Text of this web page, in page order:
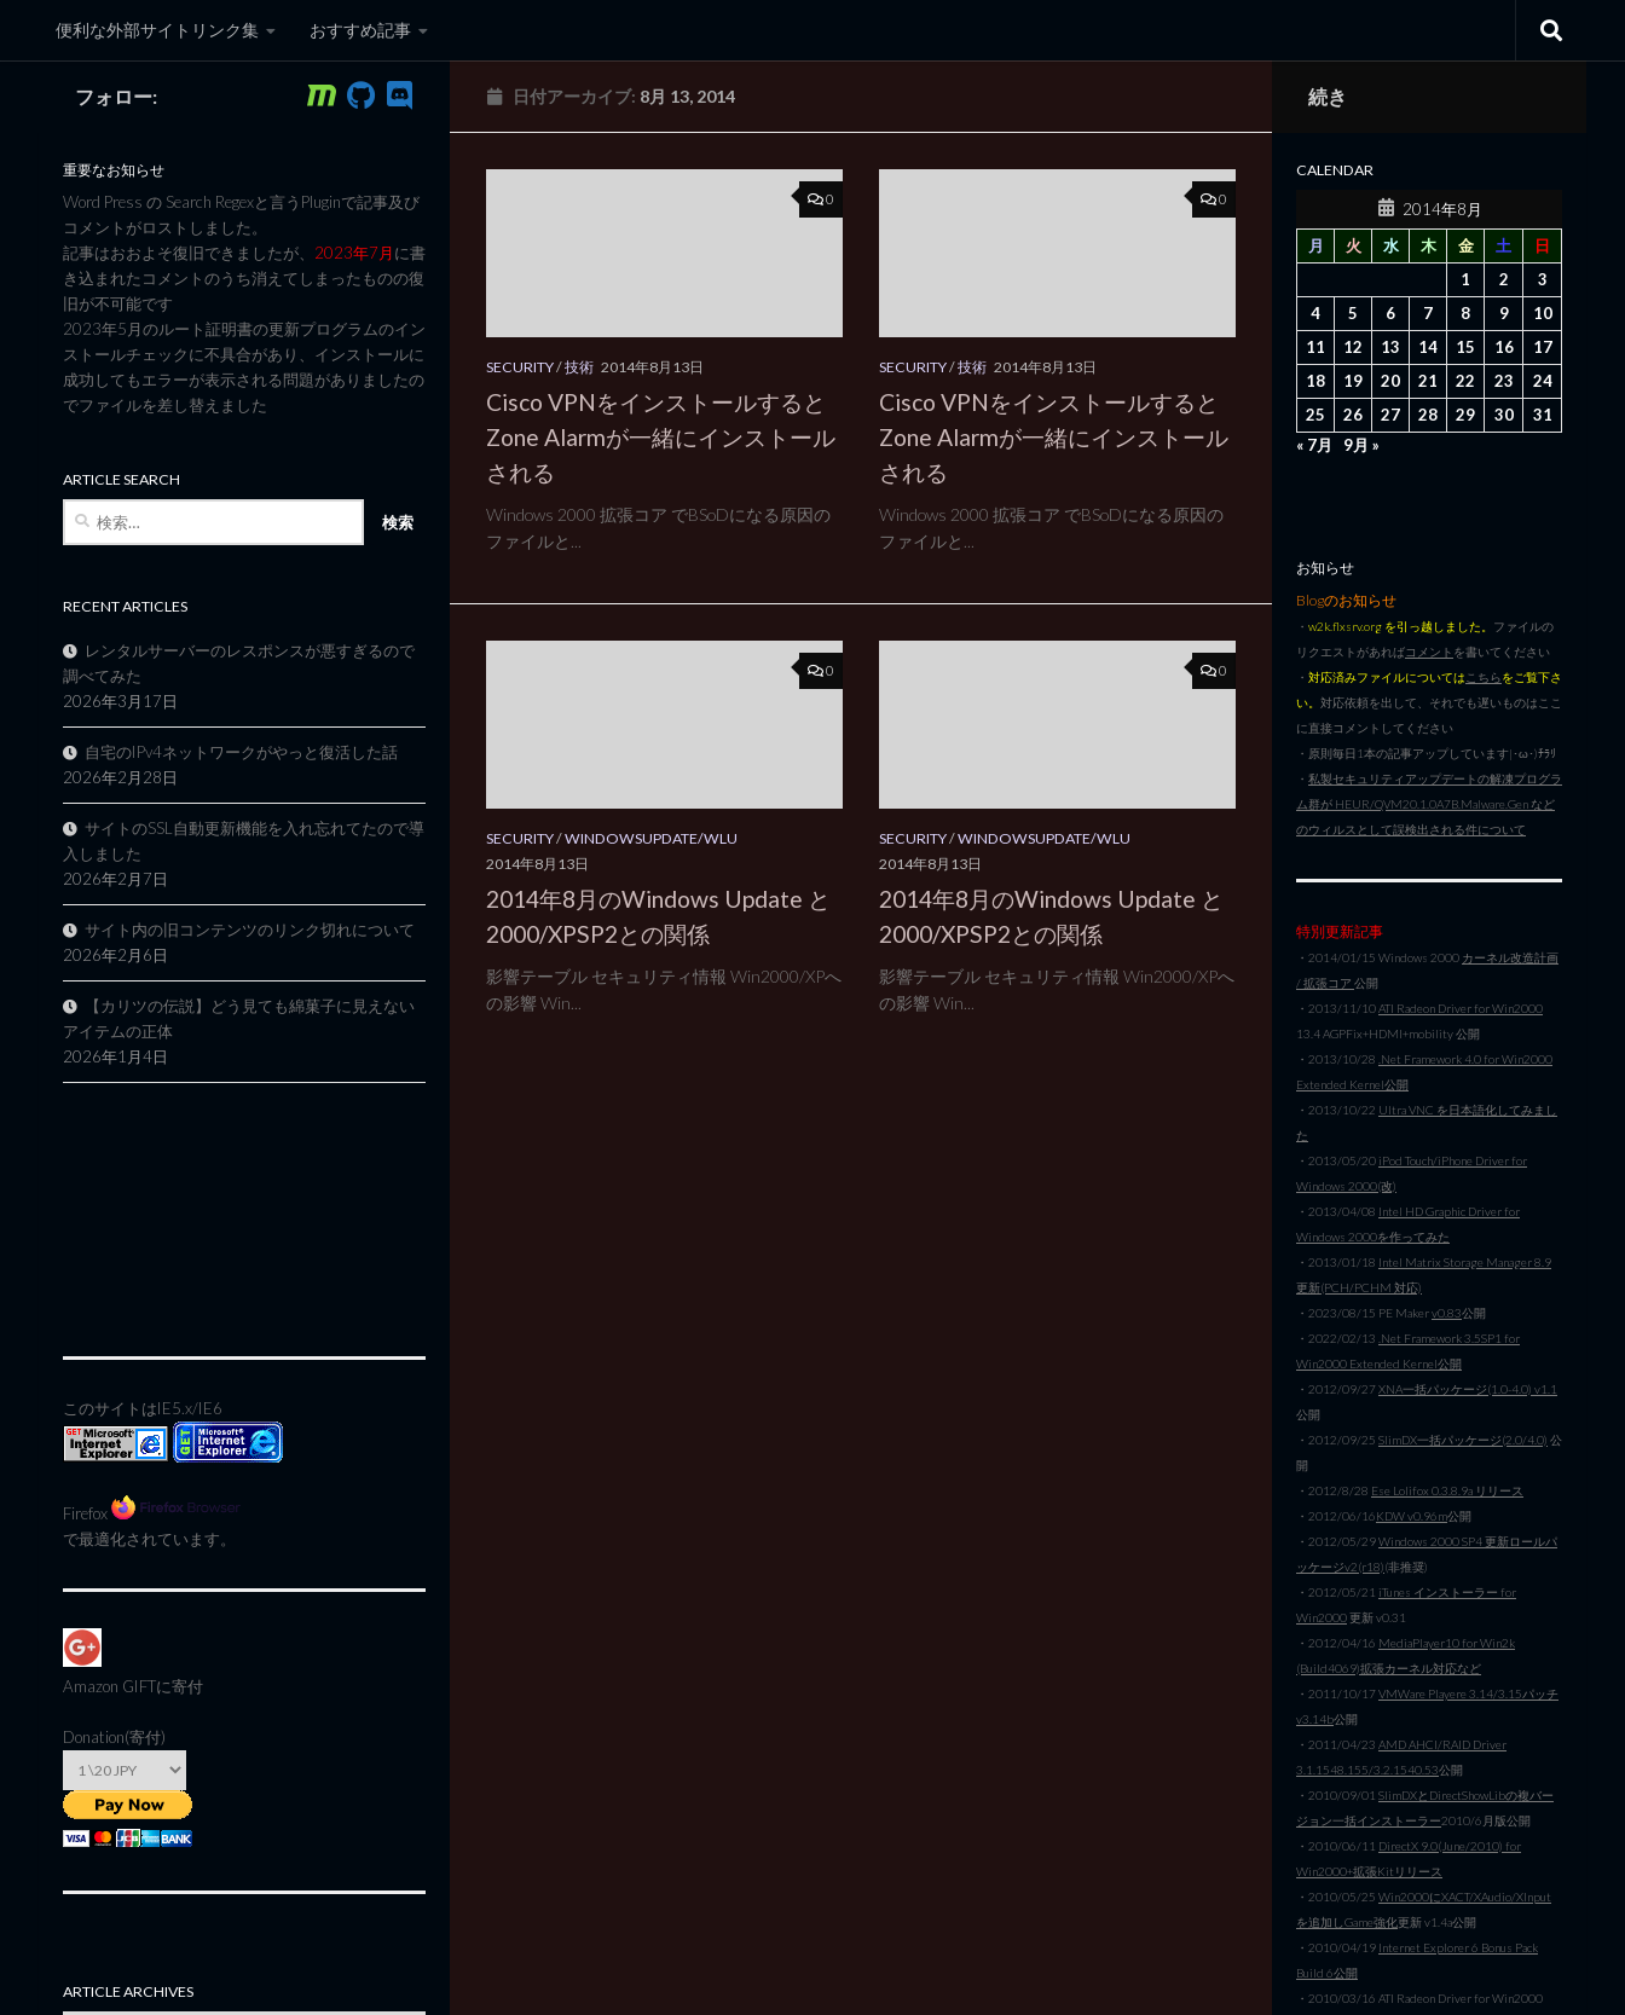
コンテンツへスキップ
便利な外部サイトリンク集 おすすめ記事
黒翼猫のコンピュータ日記 3rd Edition
日付アーカイブ: 8月 13, 2014
0
SECURITY/技術 2014年8月13日
Cisco VPNをインストールすると
Zone Alarmが一緒にインストール
される
Windows 2000 拡張コア でBSoDになる原因の
ファイルと...
0
SECURITY/技術 2014年8月13日
Cisco VPNをインストールすると
Zone Alarmが一緒にインストール
される
Windows 2000 拡張コア でBSoDになる原因の
ファイルと...
0
SECURITY/WINDOWSUPDATE/WLU
2014年8月13日
2014年8月のWindows Update と
2000/XPSP2との関係
影響テーブル セキュリティ情報 Win2000/XPへ
の影響 Win...
0
SECURITY/WINDOWSUPDATE/WLU
2014年8月13日
2014年8月のWindows Update と
2000/XPSP2との関係
影響テーブル セキュリティ情報 Win2000/XPへ
の影響 Win...
フォロー:
重要なお知らせ
Word Press の Search Regexと言うPluginで記事及び
コメントがロストしました。
記事はおおよそ復旧できましたが、 2023年7月に書
き込まれたコメントのうち消えてしまったものの復
旧が不可能です
2023年5月のルート証明書の更新プログラムのイン
ストールチェックに不具合があり、インストールに
成功してもエラーが表示される問題がありましたの
でファイルを差し替えました
ARTICLE SEARCH
RECENT ARTICLES
レンタルサーバーのレスポンスが悪すぎるので
調べてみた
2026年3月17日
自宅のIPv4ネットワークがやっと復活した話
2026年2月28日
サイトのSSL自動更新機能を入れ忘れてたので導
入しました
2026年2月7日
サイト内の旧コンテンツのリンク切れについて
2026年2月6日
【カリツの伝説】どう見ても綿菓子に見えない
アイテムの正体
2026年1月4日
このサイトはIE5.x/IE6
Firefox
で最適化されています。
Amazon GIFTに寄付
Donation(寄付)
ARTICLE ARCHIVES
続き
CALENDAR
2014年8月
月
火 水 木 金 土
日
1
2
3
4
5 6 7 8 9
10
11
12 13 14 15 16
17
18
19 20 21 22 23
24
25
26 27 28 29 30
31
« 7月
9月 »
お知らせ
Blogのお知らせ
・ w2k.flxsrv.org を引っ越しました。 ファイルの
リクエストがあればコメント を書いてください
・ 対応済みファイルについては こちらをご覧下さ
い。 対応依頼を出して、それでも遅いものはここ
に直接コメントしてください
・原則毎日1本の記事アップしています|･ω･)ﾁﾗﾘ
・ 私製セキュリティアップデートの解凍プログラ
ム群が HEUR/QVM20.1.0A7B.Malware.Gen など
のウィルスとして誤検出される件について
特別更新記事
・2014/01/15 Windows 2000 カーネル改造計画
/ 拡張コア 公開
・2013/11/10ATI Radeon Driver for Win2000
13.4 AGPFix+HDMI+mobility 公開
・2013/10/28 .Net Framework 4.0 for Win2000
Extended Kernel公開
・2013/10/22 Ultra VNC を日本語化してみまし
た
・2013/05/20 iPod Touch/iPhone Driver for
Windows 2000(改)
・2013/04/08 Intel HD Graphic Driver for
Windows 2000を作ってみた
・2013/01/18 Intel Matrix Storage Manager 8.9
更新(PCH/PCHM 対応)
・2023/08/15 PE Makerv0.83公開
・2022/02/13 .Net Framework 3.5SP1 for
Win2000 Extended Kernel公開
・2012/09/27XNA一括パッケージ(1.0-4.0) v1.1
公開
・2012/09/25 SlimDX一括パッケージ(2.0/4.0) 公
開
・2012/8/28 Ese Lolifox 0.3.8.9a リリース
・2012/06/16KDW v0.96m公開
・2012/05/29Windows 2000 SP4 更新ロールパ
ッケージv2(r18)(非推奨)
・2012/05/21 iTunes インストーラー for
Win2000更新 v0.31
・2012/04/16 MediaPlayer10 for Win2k
(Build4069)拡張カーネル対応など
・2011/10/17VMWare Playere 3.14/3.15パッチ
v3.14b公開
・2011/04/23 AMD AHCI/RAID Driver
3.1.1548.155/3.2.1540.53公開
・2010/09/01 SlimDXとDirectShowLibの複バー
ジョン一括インストーラー2010/6月版公開
・2010/06/11 DirectX 9.0(June/2010) for
Win2000+拡張Kitリリース
・2010/05/25 Win2000にXACT/XAudio/XInput
を追加しGame強化更新 v1.4a公開
・2010/04/19 Internet Explorer 6 Bonus Pack
Build 6公開
・2010/03/16 ATI Radeon Driver for Win2000